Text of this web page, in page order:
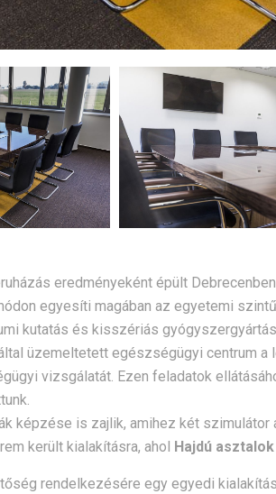
eredményeként épült
egyesíti magában az egyetemi
kutatás és kisszériás
üzemeltetett egészségügyi centrum
vizsgálatát. Ezen feladatok
képzése is zajlik, amihez két
került kialakításra, ahol
Hajdú asztalok
rendelkezésére egy egyedi